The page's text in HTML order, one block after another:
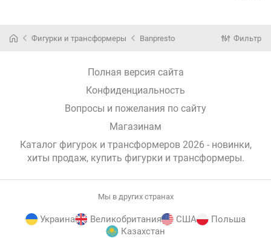
(BP19687P)
Фигурки и трансформеры Banpresto Фильтр
Полная версия сайта
Конфиденциальность
Вопросы и пожелания по сайту
Магазинам
Каталог фигурок и трансформеров 2026 - новинки,
хиты продаж, купить фигурки и трансформеры.
Мы в других странах
Украина Великобритания США
Польша
Казахстан